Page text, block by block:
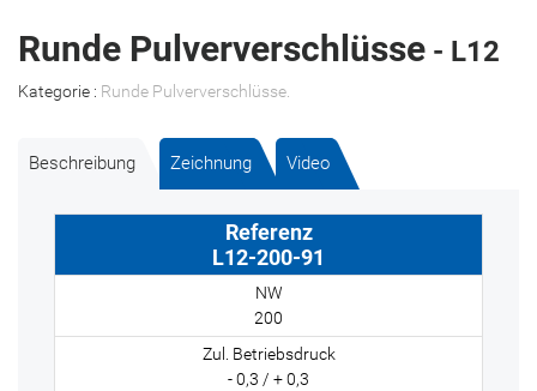
Runde Pulververschlüsse - L12
Kategorie : Runde Pulververschlüsse
Beschreibung Zeichnung Video
L12-200-91
200
- 0,3 / + 0,3